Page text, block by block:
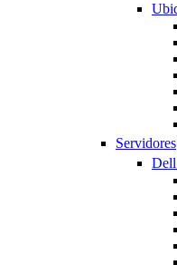
Servidores
Dell